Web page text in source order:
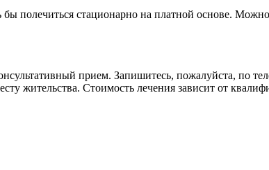
полечиться стационарно на платной основе.
прием. Запишитесь, пожалуйста, по
жительства. Стоимость лечения зависит от